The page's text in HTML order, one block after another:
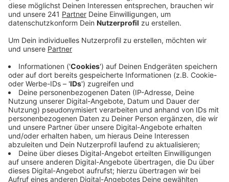
Veröffentlicht:Mittwoch, 11.12.2019 13:48
Ist eine Mülltonne stark überfüllt oder liegt Müll
daneben – dann gibt’s ab sofort einen Hinweissticker
auf die Tonne oder ein Infoblatt in den Briefkasten.
Bleibt das Problem trotzdem dauerhaft bestehen, soll
der Grundstückseigentümer die Beseitigungskosten
übernehmen.
Die AVEA will mit den neuen Maßnahmen ihre
Mitarbeiter schützen. Der Betrieb muss dauerhaft auf
fast ein Drittel seiner Beschäftigten verzichten. Der